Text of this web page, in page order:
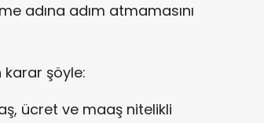
adına adım atmamasını
karar şöyle:
ücret ve maaş nitelikli